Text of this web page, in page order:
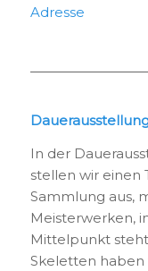
Adresse
In der
stellen wir einen
Sammlung aus,
Meisterwerken,
Mittelpunkt
Skeletten